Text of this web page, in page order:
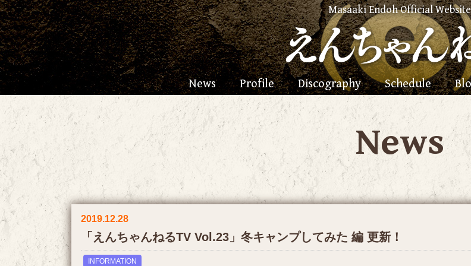
Masaaki Endoh Official Website
News Profile Discography Schedule
News
2019.12.28
「えんちゃんねるTV Vol.23」冬キャンプしてみた 編 更新！
INFORMATION